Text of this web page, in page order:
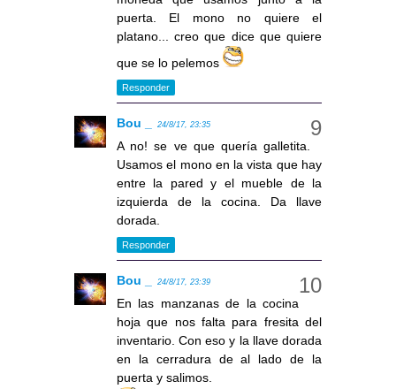
puerta. El mono no quiere el
platano... creo que dice que quiere
que se lo pelemos
Responder
Bou _ 24/8/17, 23:35
A no! se ve que quería galletita.
Usamos el mono en la vista que hay
entre la pared y el mueble de la
izquierda de la cocina. Da llave
dorada.
Responder
Bou _ 24/8/17, 23:39
En las manzanas de la cocina
hoja que nos falta para fresita del
inventario. Con eso y la llave dorada
en la cerradura de al lado de la
puerta y salimos.